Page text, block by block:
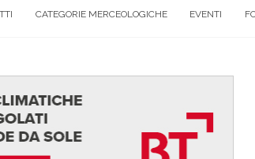
CATEGORIE MERCEOLOGICHE EVENTI